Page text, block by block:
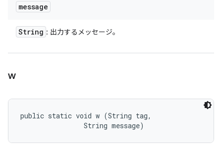
message
String : 出力するメッセージ。
w
public static void w (String tag,
                String message)